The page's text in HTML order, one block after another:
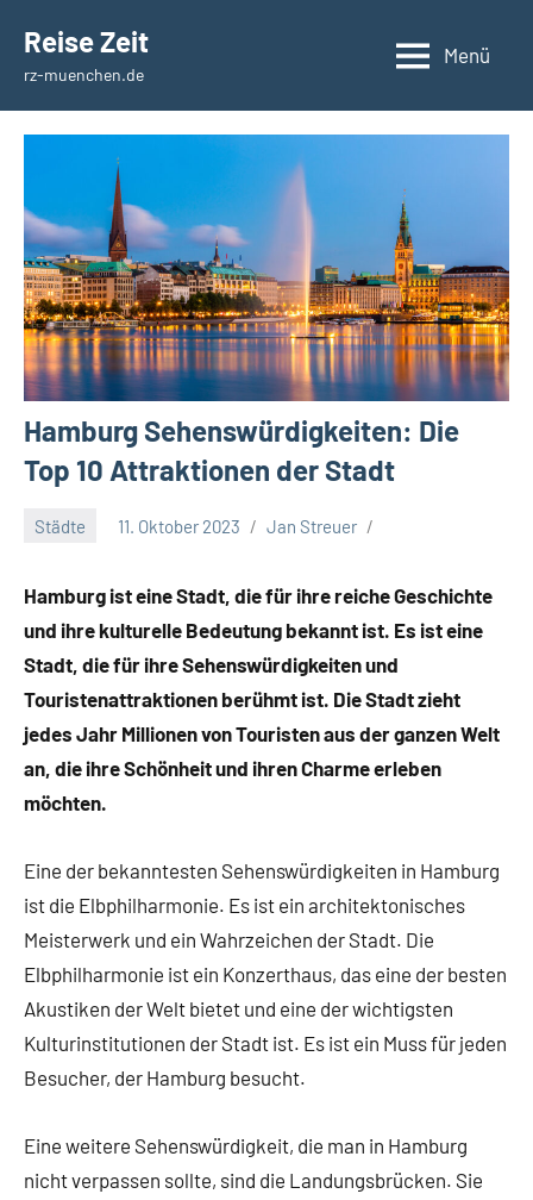
Inhalt
springen
Reise Zeit
rz-muenchen.de
Menü
Hamburg Sehenswürdigkeiten: Die
Top 10 Attraktionen der Stadt
Städte 11. Oktober 2023 Jan Streuer
Hamburg ist eine Stadt, die für ihre reiche Geschichte
und ihre kulturelle Bedeutung bekannt ist. Es ist eine
Stadt, die für ihre Sehenswürdigkeiten und
Touristenattraktionen berühmt ist. Die Stadt zieht
jedes Jahr Millionen von Touristen aus der ganzen Welt
an, die ihre Schönheit und ihren Charme erleben
möchten.
Eine der bekanntesten Sehenswürdigkeiten in Hamburg
ist die Elbphilharmonie. Es ist ein architektonisches
Meisterwerk und ein Wahrzeichen der Stadt. Die
Elbphilharmonie ist ein Konzerthaus, das eine der besten
Akustiken der Welt bietet und eine der wichtigsten
Kulturinstitutionen der Stadt ist. Es ist ein Muss für jeden
Besucher, der Hamburg besucht.
Eine weitere Sehenswürdigkeit, die man in Hamburg
nicht verpassen sollte, sind die Landungsbrücken. Sie